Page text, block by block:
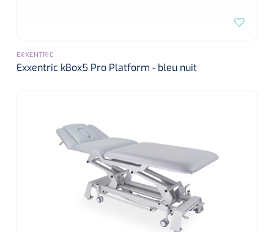
EXXENTRIC
Exxentric kBox5 Pro Platform - bleu nuit